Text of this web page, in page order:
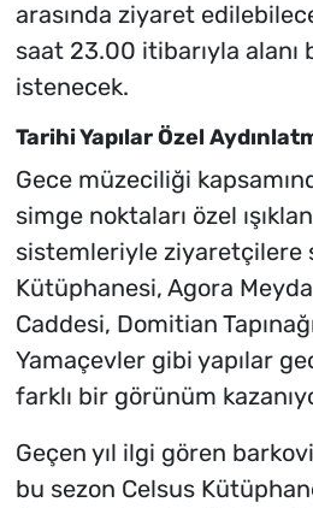
arasında ziyaret
saat 23.00 itibarıyla alanı
istenecek.
Tarihi Yapılar Özel
Gece müzeciliği
simge noktaları özel
sistemleriyle ziyaretçilere
Kütüphanesi, Agora
Caddesi, Domitian
Yamaçevler gibi yapılar
farklı bir görünüm
Geçen yıl ilgi gören
bu sezon Celsus